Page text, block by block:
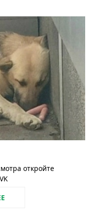
откройте